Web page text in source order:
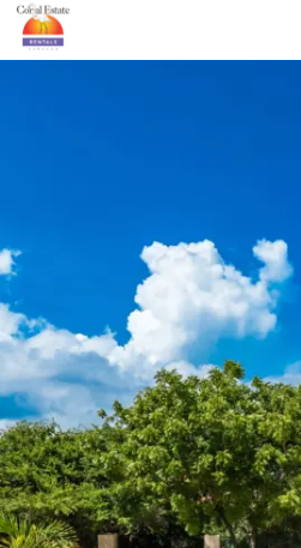
✓ Persönlicher Service